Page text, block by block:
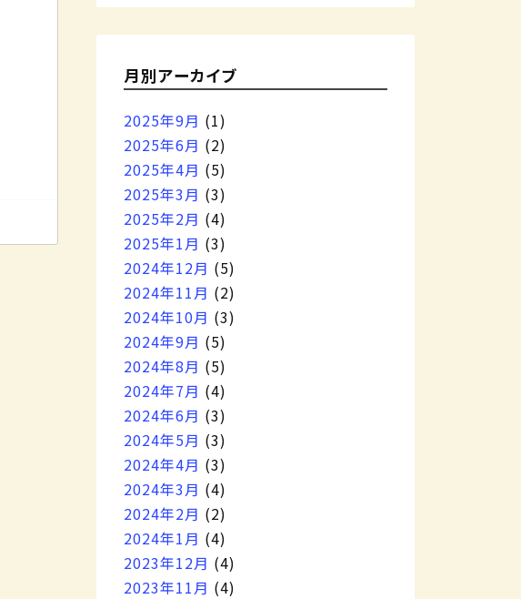
月別アーカイブ
2025年9月 (1)
2025年6月 (2)
2025年4月 (5)
2025年3月 (3)
2025年2月 (4)
2025年1月 (3)
2024年12月 (5)
2024年11月 (2)
2024年10月 (3)
2024年9月 (5)
2024年8月 (5)
2024年7月 (4)
2024年6月 (3)
2024年5月 (3)
2024年4月 (3)
2024年3月 (4)
2024年2月 (2)
2024年1月 (4)
2023年12月 (4)
2023年11月 (4)